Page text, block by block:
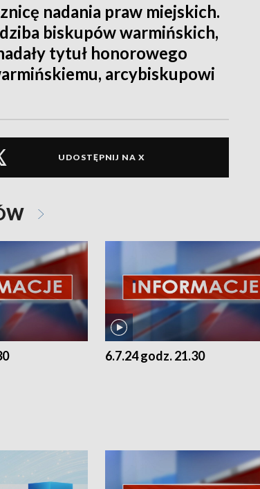
nadania praw miejskich.
biskupów warmińskich,
tytuł honorowego
arcybiskupowi
UDOSTĘPNIJ NA X
6.7.24 godz. 21.30